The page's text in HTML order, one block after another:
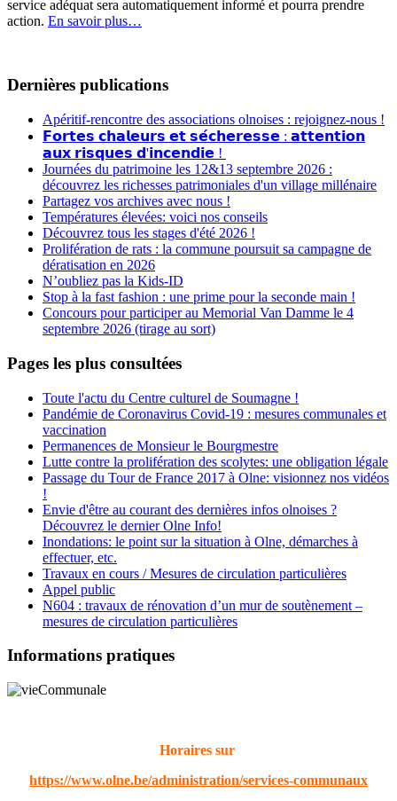
service adéquat sera automatiquement informé et pourra prendre
action. En savoir plus…
Dernières publications
Apéritif-rencontre des associations olnoises : rejoignez-nous !
𝗙𝗼𝗿𝘁𝗲𝘀 𝗰𝗵𝗮𝗹𝗲𝘂𝗿𝘀 𝗲𝘁 𝘀𝗲́𝗰𝗵𝗲𝗿𝗲𝘀𝘀𝗲 : 𝗮𝘁𝘁𝗲𝗻𝘁𝗶𝗼𝗻
𝗮𝘂𝘅 𝗿𝗶𝘀𝗾𝘂𝗲𝘀 𝗱'𝗶𝗻𝗰𝗲𝗻𝗱𝗶𝗲 !
Journées du patrimoine les 12&13 septembre 2026 :
découvrez les richesses patrimoniales d'un village millénaire
Partagez vos archives avec nous !
Températures élevées: voici nos conseils
Découvrez tous les stages d'été 2026 !
Prolifération de rats : la commune poursuit sa campagne de
dératisation en 2026
N’oubliez pas la Kids-ID
Stop à la fast fashion : une prime pour la seconde main !
Concours pour participer au Memorial Van Damme le 4
septembre 2026 (tirage au sort)
Pages les plus consultées
Toute l'actu du Centre culturel de Soumagne !
Pandémie de Coronavirus Covid-19 : mesures communales et
vaccination
Permanences de Monsieur le Bourgmestre
Lutte contre la prolifération des scolytes: une obligation légale
Passage du Tour de France 2017 à Olne: visionnez nos vidéos
!
Envie d'être au courant des dernières infos olnoises ?
Découvrez le dernier Olne Info!
Inondations: le point sur la situation à Olne, démarches à
effectuer, etc.
Travaux en cours / Mesures de circulation particulières
Appel public
N604 : travaux de rénovation d’un mur de soutènement –
mesures de circulation particulières
Informations pratiques
Horaires sur
https://www.olne.be/administration/services-communaux